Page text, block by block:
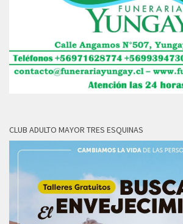
CLUB ADULTO MAYOR TRES ESQUINAS